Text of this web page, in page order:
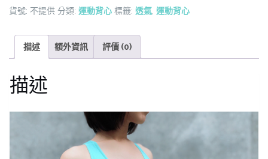
支
動
心
貨號: 不提供 分類: 運動背心 標籤: 透氣 運動背心
描述 額外資訊 評價 (0)
描述